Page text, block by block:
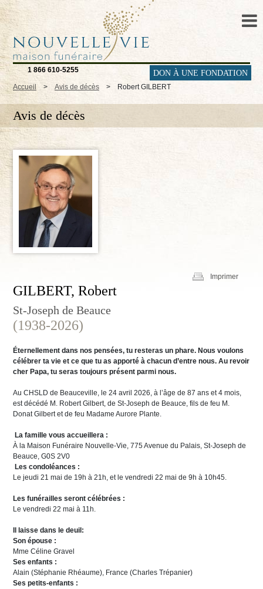
1 866 610-5255 DON À UNE FONDATION
Accueil > Avis de décès > Robert GILBERT
Avis de décès
Imprimer
GILBERT, Robert
St-Joseph de Beauce
(1938-2026)
Éternellement dans nos pensées, tu resteras un phare. Nous voulons
célébrer ta vie et ce que tu as apporté à chacun d’entre nous. Au revoir
cher Papa, tu seras toujours présent parmi nous.
Au CHSLD de Beauceville, le 24 avril 2026, à l’âge de 87 ans et 4 mois,
est décédé M. Robert Gilbert, de St-Joseph de Beauce, fils de feu M.
Donat Gilbert et de feu Madame Aurore Plante.
La famille vous accueillera :
À la Maison Funéraire Nouvelle-Vie, 775 Avenue du Palais, St-Joseph de
Beauce, G0S 2V0
Les condoléances :
Le jeudi 21 mai de 19h à 21h, et le vendredi 22 mai de 9h à 10h45.
Les funérailles seront célébrées :
Le vendredi 22 mai à 11h.
Il laisse dans le deuil:
Son épouse :
Mme Céline Gravel
Ses enfants :
Alain (Stéphanie Rhéaume), France (Charles Trépanier)
Ses petits-enfants :